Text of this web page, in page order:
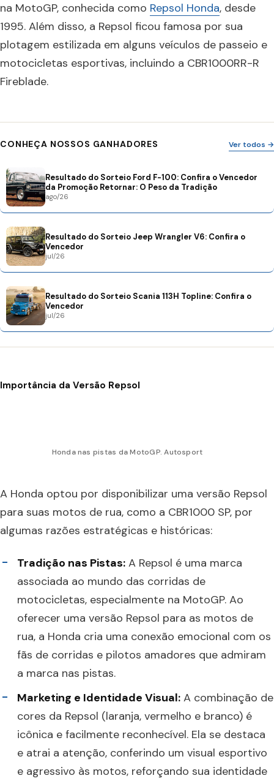
na MotoGP, conhecida como Repsol Honda, desde
1995. Além disso, a Repsol ficou famosa por sua
plotagem estilizada em alguns veículos de passeio e
motocicletas esportivas, incluindo a CBR1000RR-R
Fireblade.
CONHEÇA NOSSOS GANHADORES Ver todos →
Resultado do Sorteio Ford F-100: Confira o Vencedor
da Promoção Retornar: O Peso da Tradição
ago/26
Resultado do Sorteio Jeep Wrangler V6: Confira o
Vencedor
jul/26
Resultado do Sorteio Scania 113H Topline: Confira o
Vencedor
jul/26
Importância da Versão Repsol
Honda nas pistas da MotoGP. Autosport
A Honda optou por disponibilizar uma versão Repsol
para suas motos de rua, como a CBR1000 SP, por
algumas razões estratégicas e históricas:
Tradição nas Pistas: A Repsol é uma marca
associada ao mundo das corridas de
motocicletas, especialmente na MotoGP. Ao
oferecer uma versão Repsol para as motos de
rua, a Honda cria uma conexão emocional com os
fãs de corridas e pilotos amadores que admiram
a marca nas pistas.
Marketing e Identidade Visual: A combinação de
cores da Repsol (laranja, vermelho e branco) é
icônica e facilmente reconhecível. Ela se destaca
e atrai a atenção, conferindo um visual esportivo
e agressivo às motos, reforçando sua identidade